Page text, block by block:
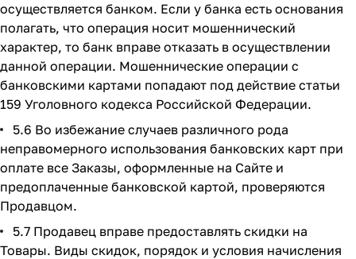
осуществляется банком. Если у банка есть основания
полагать, что операция носит мошеннический
характер, то банк вправе отказать в осуществлении
данной операции. Мошеннические операции с
банковскими картами попадают под действие статьи
159 Уголовного кодекса Российской Федерации.
5.6 Во избежание случаев различного рода
неправомерного использования банковских карт при
оплате все Заказы, оформленные на Сайте и
предоплаченные банковской картой, проверяются
Продавцом.
5.7 Продавец вправе предоставлять скидки на
Товары. Виды скидок, порядок и условия начисления